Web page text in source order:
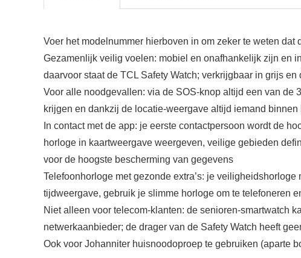
Voer het modelnummer hierboven in om zeker te weten dat
Gezamenlijk veilig voelen: mobiel en onafhankelijk zijn en
daarvoor staat de TCL Safety Watch; verkrijgbaar in grijs en
Voor alle noodgevallen: via de SOS-knop altijd een van
krijgen en dankzij de locatie-weergave altijd iemand binnen
In contact met de app: je eerste contactpersoon wordt de
horloge in kaartweergave weergeven, veilige gebieden
voor de hoogste bescherming van gegevens
Telefoonhorloge met gezonde extra’s: je
tijdweergave, gebruik je slimme horloge om te telefoneren
Niet alleen voor telecom-klanten: de senioren-smartwatch
netwerkaanbieder; de drager van de Safety Watch heeft
Ook voor Johanniter huisnoodoproep te gebruiken (aparte